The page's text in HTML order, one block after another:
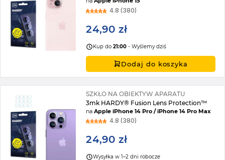
4.8 (380)
24,90 zł
Kup do21:00 - Wyślemy dziś
Dodaj do koszyka
SZKŁO NA OBIEKTYW APARATU
3mk HARDY® Fusion Lens Protection™
naApple iPhone 14 Pro / iPhone 14 Pro Max
4.8 (380)
24,90 zł
Wysyłka w 1–2 dni robocze